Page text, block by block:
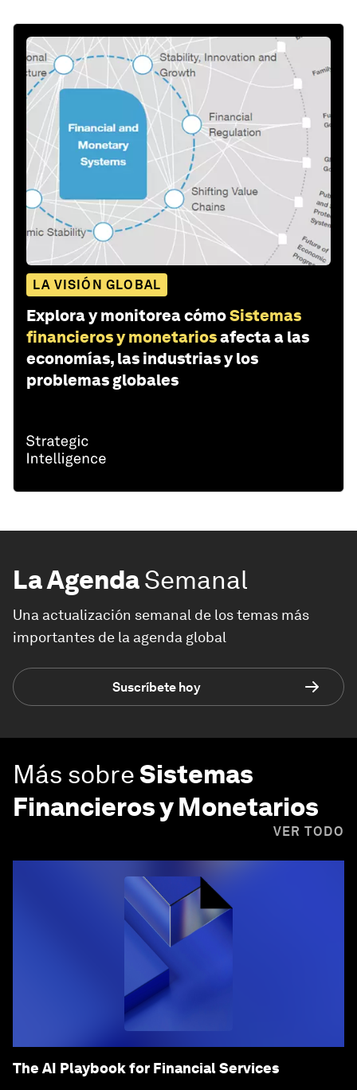
LA VISIÓN GLOBAL
Explora y monitorea cómoSistemas
financieros y monetariosafecta a las
economías, las industrias y los
problemas globales
La AgendaSemanal
Una actualización semanal de los temas más
importantes de la agenda global
Suscríbete hoy
Más sobreSistemas
Financieros y Monetarios
VER TODO
The AI Playbook for Financial Services